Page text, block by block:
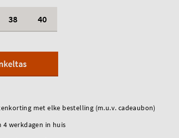
38 40
met elke bestelling (m.u.v. cadeaubon)
werkdagen in huis